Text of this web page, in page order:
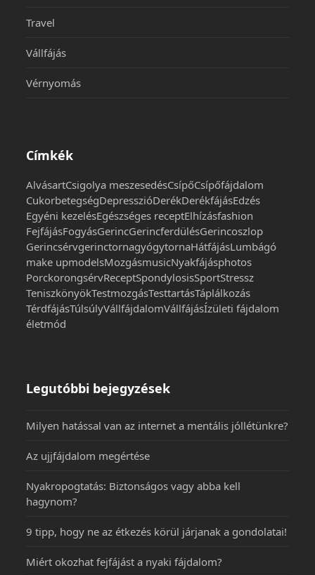
Travel
Vállfájás
Vérnyomás
Címkék
AlvásartCsigolya meszesedésCsípőCsípőfájdalom
CukorbetegségDepresszióDerékDerékfájásEdzés
Egyéni kezelésEgészséges receptElhízásfashion
FejfájásFogyásGerincGerincferdülésGerincoszlop
GerincsérvgerinctornagyógytornaHátfájásLumbágó
make upmodelsMozgásmusicNyakfájásphotos
PorckorongsérvReceptSpondylosisSportStressz
TeniszkönyökTestmozgásTesttartásTáplálkozás
TérdfájásTúlsúlyVállfájdalomVállfájásÍzületi fájdalom
életmód
Legutóbbi bejegyzések
Milyen hatással van az internet a mentális jóllétünkre?
Az ujjfájdalom megértése
Nyakropogtatás: Biztonságos vagy abba kell
hagynom?
9 tipp, hogy ne az étkezés körül járjanak a gondolatai!
Miért okozhat fejfájást a nyaki fájdalom?